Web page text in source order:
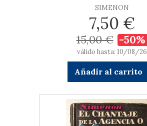
SIMENON
7,50 €
15,00 € -50%
válido hasta: 10/08/26
Añadir al carrito